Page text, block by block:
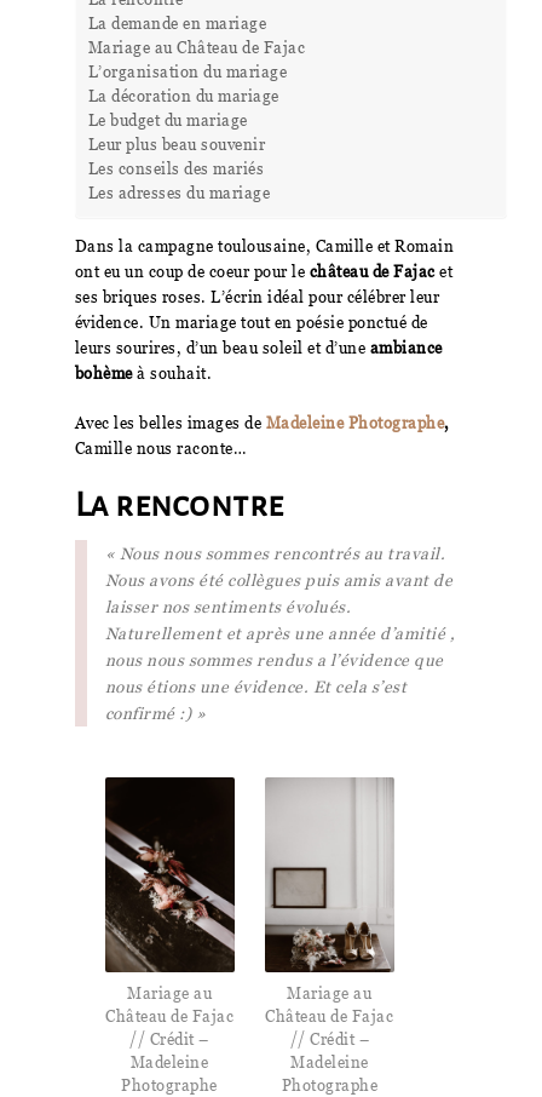
La demande en mariage
Mariage au Château de Fajac
L’organisation du mariage
La décoration du mariage
Le budget du mariage
Leur plus beau souvenir
Les conseils des mariés
Les adresses du mariage
Dans la campagne toulousaine, Camille et Romain
ont eu un coup de coeur pour le château de Fajacet
ses briques roses. L’écrin idéal pour célébrer leur
évidence. Un mariage tout en poésie ponctué de
leurs sourires, d’un beau soleil et d’une ambiance
bohèmeà souhait.
Avec les belles images de Madeleine Photographe,
Camille nous raconte…
La rencontre
« Nous nous sommes rencontrés au travail.
Nous avons été collègues puis amis avant de
laisser nos sentiments évolués.
Naturellement et après une année d’amitié ,
nous nous sommes rendus a l’évidence que
nous étions une évidence. Et cela s’est
confirmé :) »
Mariage au
Château de Fajac
// Crédit –
Madeleine
Photographe
Mariage au
Château de Fajac
// Crédit –
Madeleine
Photographe